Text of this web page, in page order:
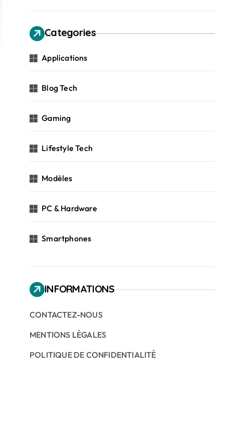
Categories
Applications
Blog Tech
Gaming
Lifestyle Tech
Modèles
PC & Hardware
Smartphones
INFORMATIONS
CONTACTEZ-NOUS
MENTIONS LÉGALES
POLITIQUE DE CONFIDENTIALITÉ